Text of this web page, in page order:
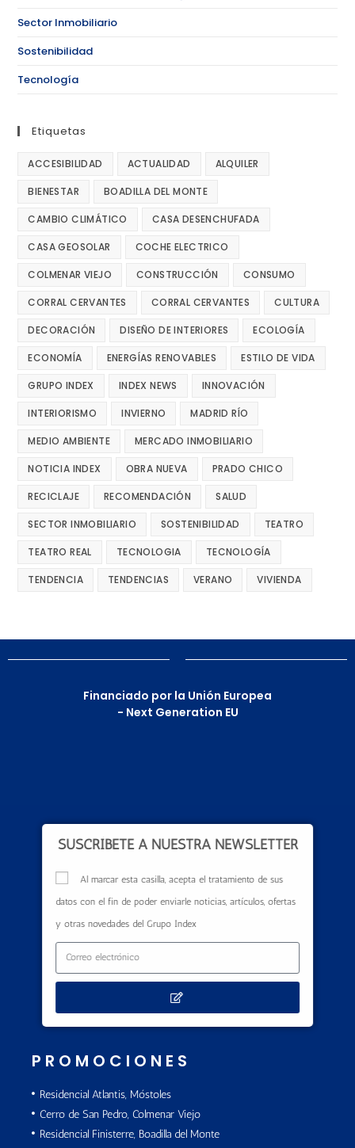
Sector Inmobiliario
Sostenibilidad
Tecnología
Etiquetas
ACCESIBILIDAD ACTUALIDAD ALQUILER
BIENESTAR BOADILLA DEL MONTE
CAMBIO CLIMÁTICO CASA DESENCHUFADA
CASA GEOSOLAR COCHE ELECTRICO
COLMENAR VIEJO CONSTRUCCIÓN CONSUMO
CORRAL CERVANTES CORRAL CERVANTES CULTURA
DECORACIÓN DISEÑO DE INTERIORES ECOLOGÍA
ECONOMÍA ENERGÍAS RENOVABLES ESTILO DE VIDA
GRUPO INDEX INDEX NEWS INNOVACIÓN
INTERIORISMO INVIERNO MADRID RÍO
MEDIO AMBIENTE MERCADO INMOBILIARIO
NOTICIA INDEX OBRA NUEVA PRADO CHICO
RECICLAJE RECOMENDACIÓN SALUD
SECTOR INMOBILIARIO SOSTENIBILIDAD TEATRO
TEATRO REAL TECNOLOGIA TECNOLOGÍA
TENDENCIA TENDENCIAS VERANO VIVIENDA
Financiado por la Unión Europea
- Next Generation EU
SUSCRÍBETE A NUESTRA NEWSLETTER
Al marcar esta casilla, acepta el tratamiento de sus
datos con el fin de poder enviarle noticias, artículos, ofertas
y otras novedades del Grupo Index
PROMOCIONES
Residencial Atlantis, Móstoles
Cerro de San Pedro, Colmenar Viejo
Residencial Finisterre, Boadilla del Monte